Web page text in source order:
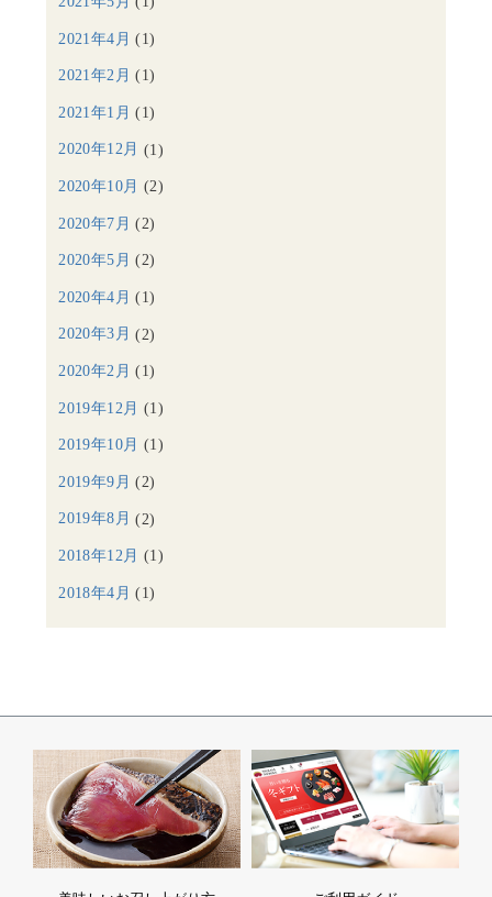
2021年4月 (1)
2021年2月 (1)
2021年1月 (1)
2020年12月 (1)
2020年10月 (2)
2020年7月 (2)
2020年5月 (2)
2020年4月 (1)
2020年3月 (2)
2020年2月 (1)
2019年12月 (1)
2019年10月 (1)
2019年9月 (2)
2019年8月 (2)
2018年12月 (1)
2018年4月 (1)